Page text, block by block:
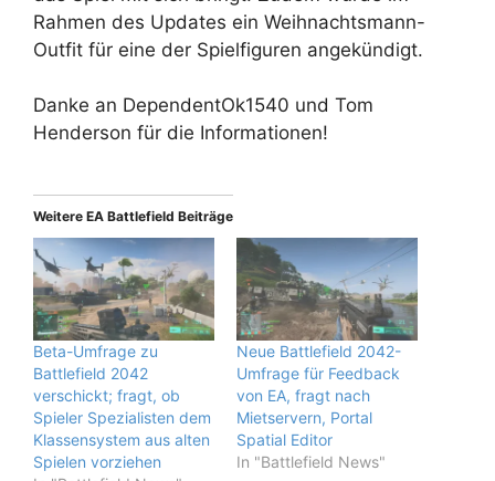
Rahmen des Updates ein Weihnachtsmann-
Outfit für eine der Spielfiguren angekündigt.
Danke an DependentOk1540 und Tom
Henderson für die Informationen!
Weitere EA Battlefield Beiträge
Beta-Umfrage zu
Battlefield 2042
verschickt; fragt, ob
Spieler Spezialisten dem
Klassensystem aus alten
Spielen vorziehen
Neue Battlefield 2042-
Umfrage für Feedback
von EA, fragt nach
Mietservern, Portal
Spatial Editor
In "Battlefield News"